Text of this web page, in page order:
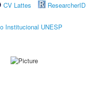
CV Lattes
ResearcherID
Institucional UNESP